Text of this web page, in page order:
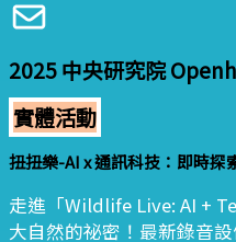
2025 中央研究院
實體活動
扭扭樂-AI x 通訊科技：即時探
走進「Wildlife Live: AI +
大自然的祕密！最新錄音